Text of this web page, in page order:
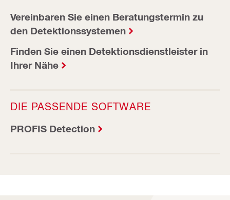
Vereinbaren Sie einen Beratungstermin zu
den Detektionssystemen
Finden Sie einen Detektionsdienstleister in
Ihrer Nähe
DIE PASSENDE SOFTWARE
PROFIS Detection